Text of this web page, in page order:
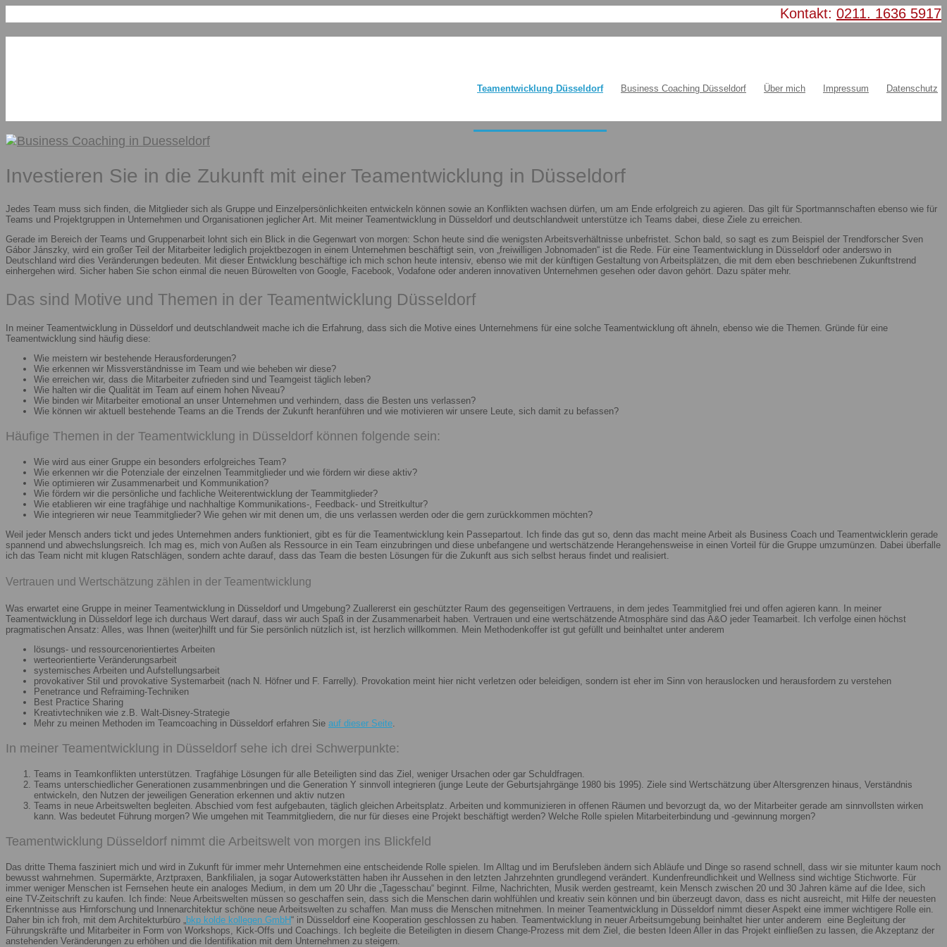
Kontakt: 0211. 1636 5917
Teamentwicklung Düsseldorf Business Coaching Düsseldorf Über mich Impressum Datenschutz
Investieren Sie in die Zukunft mit einer Teamentwicklung in Düsseldorf
Jedes Team muss sich finden, die Mitglieder sich als Gruppe und Einzelpersönlichkeiten entwickeln können sowie an Konflikten wachsen dürfen, um am Ende erfolgreich zu agieren. Das gilt für Sportmannschaften ebenso wie für
Teams und Projektgruppen in Unternehmen und Organisationen jeglicher Art. Mit meiner Teamentwicklung in Düsseldorf und deutschlandweit unterstütze ich Teams dabei, diese Ziele zu erreichen.
Gerade im Bereich der Teams und Gruppenarbeit lohnt sich ein Blick in die Gegenwart von morgen: Schon heute sind die wenigsten Arbeitsverhältnisse unbefristet. Schon bald, so sagt es zum Beispiel der Trendforscher Sven
Gábor Jánszky, wird ein großer Teil der Mitarbeiter lediglich projektbezogen in einem Unternehmen beschäftigt sein, von „freiwilligen Jobnomaden“ ist die Rede. Für eine Teamentwicklung in Düsseldorf oder anderswo in
Deutschland wird dies Veränderungen bedeuten. Mit dieser Entwicklung beschäftige ich mich schon heute intensiv, ebenso wie mit der künftigen Gestaltung von Arbeitsplätzen, die mit dem eben beschriebenen Zukunftstrend
einhergehen wird. Sicher haben Sie schon einmal die neuen Bürowelten von Google, Facebook, Vodafone oder anderen innovativen Unternehmen gesehen oder davon gehört. Dazu später mehr.
Das sind Motive und Themen in der Teamentwicklung Düsseldorf
In meiner Teamentwicklung in Düsseldorf und deutschlandweit mache ich die Erfahrung, dass sich die Motive eines Unternehmens für eine solche Teamentwicklung oft ähneln, ebenso wie die Themen. Gründe für eine
Teamentwicklung sind häufig diese:
Wie meistern wir bestehende Herausforderungen?
Wie erkennen wir Missverständnisse im Team und wie beheben wir diese?
Wie erreichen wir, dass die Mitarbeiter zufrieden sind und Teamgeist täglich leben?
Wie halten wir die Qualität im Team auf einem hohen Niveau?
Wie binden wir Mitarbeiter emotional an unser Unternehmen und verhindern, dass die Besten uns verlassen?
Wie können wir aktuell bestehende Teams an die Trends der Zukunft heranführen und wie motivieren wir unsere Leute, sich damit zu befassen?
Häufige Themen in der Teamentwicklung in Düsseldorf können folgende sein:
Wie wird aus einer Gruppe ein besonders erfolgreiches Team?
Wie erkennen wir die Potenziale der einzelnen Teammitglieder und wie fördern wir diese aktiv?
Wie optimieren wir Zusammenarbeit und Kommunikation?
Wie fördern wir die persönliche und fachliche Weiterentwicklung der Teammitglieder?
Wie etablieren wir eine tragfähige und nachhaltige Kommunikations-, Feedback- und Streitkultur?
Wie integrieren wir neue Teammitglieder? Wie gehen wir mit denen um, die uns verlassen werden oder die gern zurückkommen möchten?
Weil jeder Mensch anders tickt und jedes Unternehmen anders funktioniert, gibt es für die Teamentwicklung kein Passepartout. Ich finde das gut so, denn das macht meine Arbeit als Business Coach und Teamentwicklerin gerade
spannend und abwechslungsreich. Ich mag es, mich von Außen als Ressource in ein Team einzubringen und diese unbefangene und wertschätzende Herangehensweise in einen Vorteil für die Gruppe umzumünzen. Dabei überfalle
ich das Team nicht mit klugen Ratschlägen, sondern achte darauf, dass das Team die besten Lösungen für die Zukunft aus sich selbst heraus findet und realisiert.
Vertrauen und Wertschätzung zählen in der Teamentwicklung
Was erwartet eine Gruppe in meiner Teamentwicklung in Düsseldorf und Umgebung? Zuallererst ein geschützter Raum des gegenseitigen Vertrauens, in dem jedes Teammitglied frei und offen agieren kann. In meiner
Teamentwicklung in Düsseldorf lege ich durchaus Wert darauf, dass wir auch Spaß in der Zusammenarbeit haben. Vertrauen und eine wertschätzende Atmosphäre sind das A&O jeder Teamarbeit. Ich verfolge einen höchst
pragmatischen Ansatz: Alles, was Ihnen (weiter)hilft und für Sie persönlich nützlich ist, ist herzlich willkommen. Mein Methodenkoffer ist gut gefüllt und beinhaltet unter anderem
lösungs- und ressourcenorientiertes Arbeiten
werteorientierte Veränderungsarbeit
systemisches Arbeiten und Aufstellungsarbeit
provokativer Stil und provokative Systemarbeit (nach N. Höfner und F. Farrelly). Provokation meint hier nicht verletzen oder beleidigen, sondern ist eher im Sinn von herauslocken und herausfordern zu verstehen
Penetrance und Refraiming-Techniken
Best Practice Sharing
Kreativtechniken wie z.B. Walt-Disney-Strategie
Mehr zu meinen Methoden im Teamcoaching in Düsseldorf erfahren Sie auf dieser Seite.
In meiner Teamentwicklung in Düsseldorf sehe ich drei Schwerpunkte:
Teams in Teamkonflikten unterstützen. Tragfähige Lösungen für alle Beteiligten sind das Ziel, weniger Ursachen oder gar Schuldfragen.
Teams unterschiedlicher Generationen zusammenbringen und die Generation Y sinnvoll integrieren (junge Leute der Geburtsjahrgänge 1980 bis 1995). Ziele sind Wertschätzung über Altersgrenzen hinaus, Verständnis
entwickeln, den Nutzen der jeweiligen Generation erkennen und aktiv nutzen
Teams in neue Arbeitswelten begleiten. Abschied vom fest aufgebauten, täglich gleichen Arbeitsplatz. Arbeiten und kommunizieren in offenen Räumen und bevorzugt da, wo der Mitarbeiter gerade am sinnvollsten wirken
kann. Was bedeutet Führung morgen? Wie umgehen mit Teammitgliedern, die nur für dieses eine Projekt beschäftigt werden? Welche Rolle spielen Mitarbeiterbindung und -gewinnung morgen?
Teamentwicklung Düsseldorf nimmt die Arbeitswelt von morgen ins Blickfeld
Das dritte Thema fasziniert mich und wird in Zukunft für immer mehr Unternehmen eine entscheidende Rolle spielen. Im Alltag und im Berufsleben ändern sich Abläufe und Dinge so rasend schnell, dass wir sie mitunter kaum noch
bewusst wahrnehmen. Supermärkte, Arztpraxen, Bankfilialen, ja sogar Autowerkstätten haben ihr Aussehen in den letzten Jahrzehnten grundlegend verändert. Kundenfreundlichkeit und Wellness sind wichtige Stichworte. Für
immer weniger Menschen ist Fernsehen heute ein analoges Medium, in dem um 20 Uhr die „Tagesschau“ beginnt. Filme, Nachrichten, Musik werden gestreamt, kein Mensch zwischen 20 und 30 Jahren käme auf die Idee, sich
eine TV-Zeitschrift zu kaufen. Ich finde: Neue Arbeitswelten müssen so geschaffen sein, dass sich die Menschen darin wohlfühlen und kreativ sein können und bin überzeugt davon, dass es nicht ausreicht, mit Hilfe der neuesten
Erkenntnisse aus Hirnforschung und Innenarchitektur schöne neue Arbeitswelten zu schaffen. Man muss die Menschen mitnehmen. In meiner Teamentwicklung in Düsseldorf nimmt dieser Aspekt eine immer wichtigere Rolle ein.
Daher bin ich froh, mit dem Architekturbüro „bkp kolde kollegen GmbH“ in Düsseldorf eine Kooperation geschlossen zu haben. Teamentwicklung in neuer Arbeitsumgebung beinhaltet hier unter anderem eine Begleitung der
Führungskräfte und Mitarbeiter in Form von Workshops, Kick-Offs und Coachings. Ich begleite die Beteiligten in diesem Change-Prozess mit dem Ziel, die besten Ideen Aller in das Projekt einfließen zu lassen, die Akzeptanz der
anstehenden Veränderungen zu erhöhen und die Identifikation mit dem Unternehmen zu steigern.